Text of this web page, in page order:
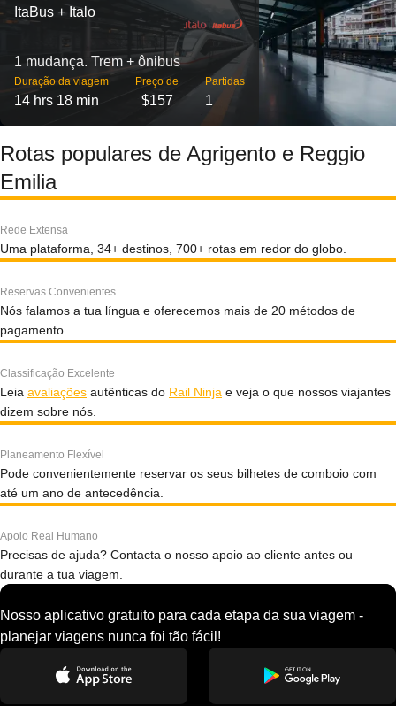
ItaBus + Italo
1 mudança. Trem + ônibus
Duração da viagem
14 hrs 18 min
Preço de
$157
Partidas
1
Rotas populares de Agrigento e Reggio
Emilia
Rede Extensa
Uma plataforma, 34+ destinos, 700+ rotas em redor do globo.
Reservas Convenientes
Nós falamos a tua língua e oferecemos mais de 20 métodos de
pagamento.
Classificação Excelente
Leia avaliações autênticas do Rail Ninja e veja o que nossos viajantes
dizem sobre nós.
Planeamento Flexível
Pode convenientemente reservar os seus bilhetes de comboio com
até um ano de antecedência.
Apoio Real Humano
Precisas de ajuda? Contacta o nosso apoio ao cliente antes ou
durante a tua viagem.
Nosso aplicativo gratuito para cada etapa da sua viagem -
planejar viagens nunca foi tão fácil!